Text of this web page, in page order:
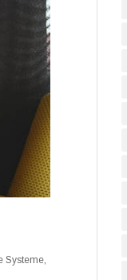
Systeme,